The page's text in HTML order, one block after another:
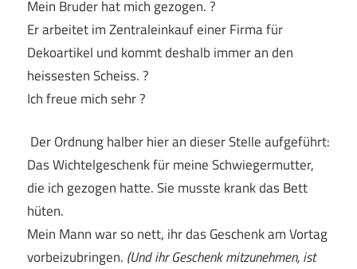
Mein Bruder hat mich gezogen. ?
Er arbeitet im Zentraleinkauf einer Firma für
Dekoartikel und kommt deshalb immer an den
heissesten Scheiss. ?
Ich freue mich sehr ?
Der Ordnung halber hier an dieser Stelle aufgeführt:
Das Wichtelgeschenk für meine Schwiegermutter,
die ich gezogen hatte. Sie musste krank das Bett
hüten.
Mein Mann war so nett, ihr das Geschenk am Vortag
vorbeizubringen. (Und ihr Geschenk mitzunehmen, ist